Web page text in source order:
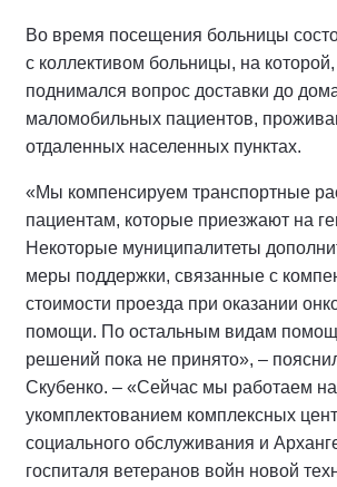
Во время посещения больницы
с коллективом больницы, на которой,
поднимался вопрос доставки до
маломобильных пациентов,
отдаленных населенных пунктах.
«Мы компенсируем транспортные
пациентам, которые приезжают на
Некоторые муниципалитеты
меры поддержки, связанные с
стоимости проезда при оказании
помощи. По остальным видам
решений пока не принято», –
Скубенко. – «Сейчас мы работаем
укомплектованием комплексных
социального обслуживания и
госпиталя ветеранов войн новой